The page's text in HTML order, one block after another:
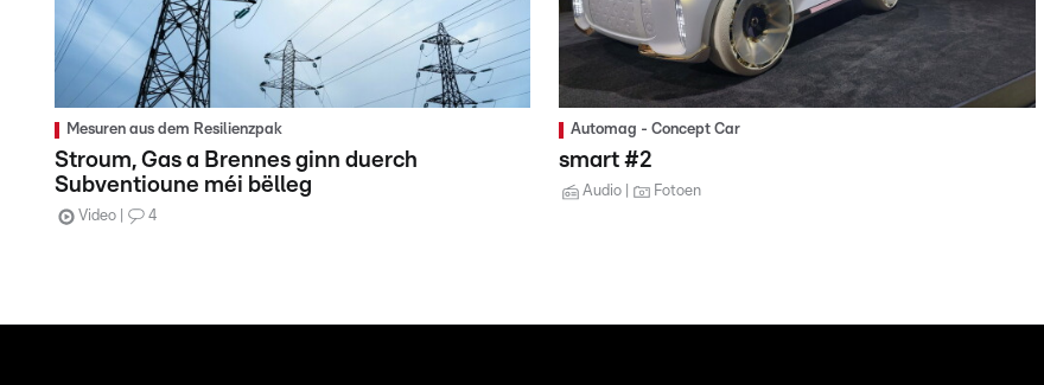
Mesuren aus dem Resilienzpak
Stroum, Gas a Brennes ginn duerch
Subventioune méi bëlleg
Video 4
Automag - Concept Car
smart #2
Audio Fotoen